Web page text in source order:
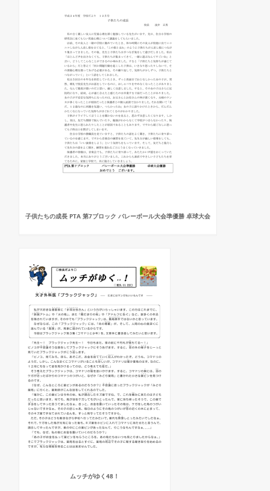
子供たちの成長 PTA 第7ブロック バレーボール大会準優勝 卓球大会
ムッチがゆく48！